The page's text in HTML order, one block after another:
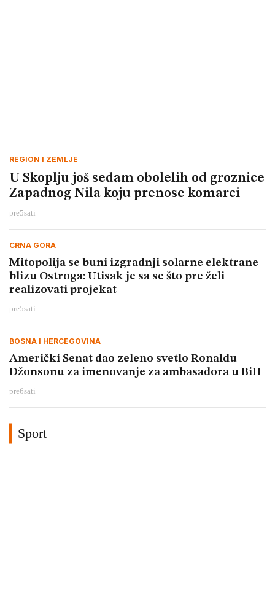
REGION I ZEMLJE
U Skoplju još sedam obolelih od groznice
Zapadnog Nila koju prenose komarci
pre5sati
CRNA GORA
Mitopolija se buni izgradnji solarne elektrane
blizu Ostroga: Utisak je sa se što pre želi
realizovati projekat
pre5sati
BOSNA I HERCEGOVINA
Američki Senat dao zeleno svetlo Ronaldu
Džonsonu za imenovanje za ambasadora u BiH
pre6sati
Sport